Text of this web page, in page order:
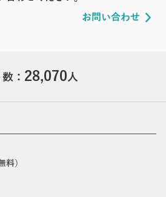
お問い合わせ
： 28,070人
料）